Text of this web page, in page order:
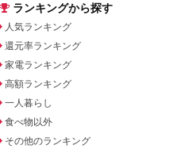
ランキングから探す
人気ランキング
還元率ランキング
家電ランキング
高額ランキング
一人暮らし
食べ物以外
その他のランキング